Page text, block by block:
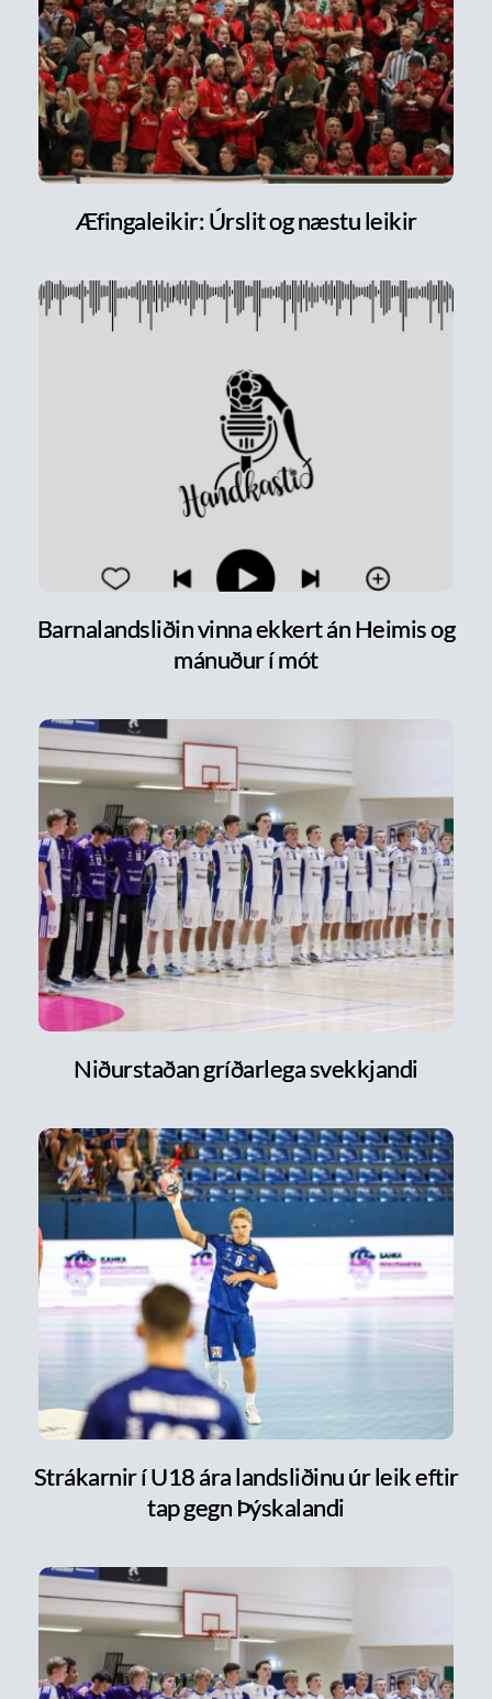
Æfingaleikir: Úrslit og næstu leikir
Barnalandsliðin vinna ekkert án Heimis og
mánuður í mót
Niðurstaðan gríðarlega svekkjandi
Strákarnir í U18 ára landsliðinu úr leik eftir
tap gegn Þýskalandi